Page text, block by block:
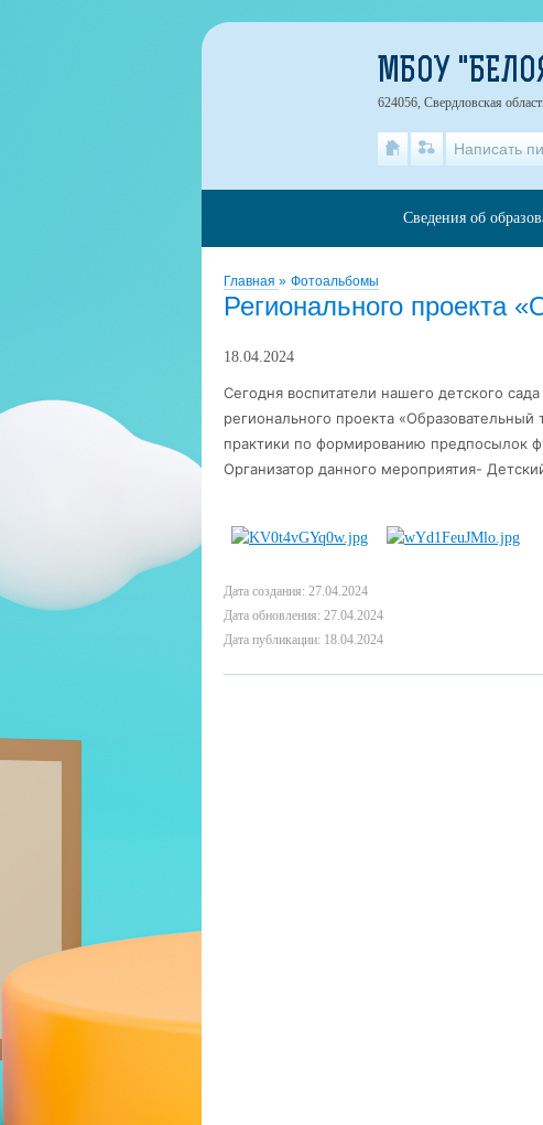
Главная » Фотоальбомы
Регионального проекта
18.04.2024
Сегодня воспитатели нашего детского
регионального проекта
практики по формированию предпосылок
Организатор данного мероприятия-
Дата создания: 27.04.2024
Дата обновления: 27.04.2024
Дата публикации: 18.04.2024
МБОУ
624056, Свердловская
Написать
Сведения об